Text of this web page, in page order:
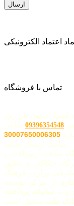
اعتماد الکترونیکی
تماس با فروشگاه
استون هر روز
09396354548 تماس
30007650006305
ساخت زیورآلات و
حکاکی و عقیق
وزارت فرهنگ
از مرکز توسعه
و به سامانه پرداخت
ملت